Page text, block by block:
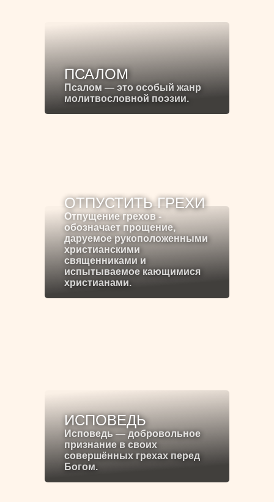
ПСАЛОМ
Псалом — это особый жанр
молитвословной поэзии.
ОТПУСТИТЬ ГРЕХИ
Отпущение грехов -
обозначает прощение,
даруемое рукоположенными
христианскими
священниками и
испытываемое кающимися
христианами.
ИСПОВЕДЬ
Исповедь — добровольное
признание в своих
совершённых грехах перед
Богом.